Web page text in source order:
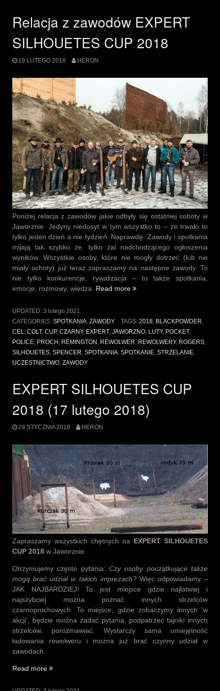
Relacja z zawodów EXPERT
SILHOUETES CUP 2018
19 LUTEGO 2018 HERON
Poniżej relacja z zawodów jakie odbyły się ostatniej soboty w
Jaworznie. Jedyny niedosyt w tym wszystko to – że trwało to
tylko jeden dzień a nie tydzień. Naprawdę. Zawody i spotkania
mijają tak szybko że, tylko żal nadchodzącego ogłoszenia
wyników. Wszystkie osoby, które nie mogły dotrzeć (lub nie
miały ochoty) już teraz zapraszamy na następne zawody. To
nie tylko konkurencje, rywalizacja – to także spotkania,
emocje, rozmowy, wiedza. Read more „Relacja
EXPERT
SILHOUETES
CUP
2018”
UPDATED: 3 lutego 2021
CATEGORIES: SPOTKANIA ZAWODY TAGS: 2018, BLACKPOWDER
CEL
COLT, CUP, CZARNY, EXPERT, JAWORZNO LUTY, POCKET,
POLICE PROCH REMINGTON REWOLWER REWOLWERY, ROGERS
SILHOUETES SPENCER SPOTKANIA SPOTKANIE STRZELANIE
UCZESTNICTWO ZAWODY
EXPERT SILHOUETES CUP
2018 (17 lutego 2018)
29 STYCZNIA 2018 HERON
Zapraszamy wszystkich chętnych na EXPERT SILHOUETES
CUP 2018 w Jaworznie.
Otrzymujemy często pytania: Czy osoby początkujące także
mogą brać udział w takich imprezach?Więc odpowiadamy –
JAK NAJBARDZIEJ! To jest miejsce gdzie najłatwiej i
najszybciej można poznać innych strzelców
czarnoprochowych. To miejsce, gdzie zobaczymy innych 'w
akcji’, będzie można zadać pytania, podpatrzeć tajniki innych
strzelców, porozmawiać. Wystarczy sama umiejętność
ładowania rewolweru i można już brać czynny udział w
zawodach.
Read more „EXPERT
CUP